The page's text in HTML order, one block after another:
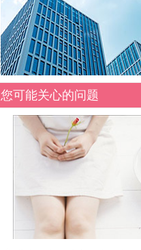
您可能关心的问题